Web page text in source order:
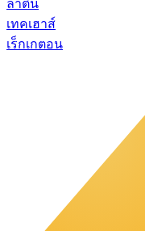
ลาติน
เทคเฮาส์
เร็กเกตอน